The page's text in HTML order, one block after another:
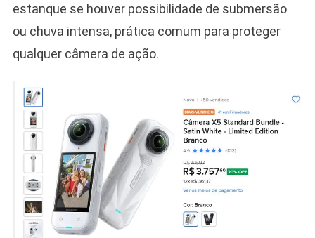
estanque se houver possibilidade de submersão
ou chuva intensa, prática comum para proteger
qualquer câmera de ação.